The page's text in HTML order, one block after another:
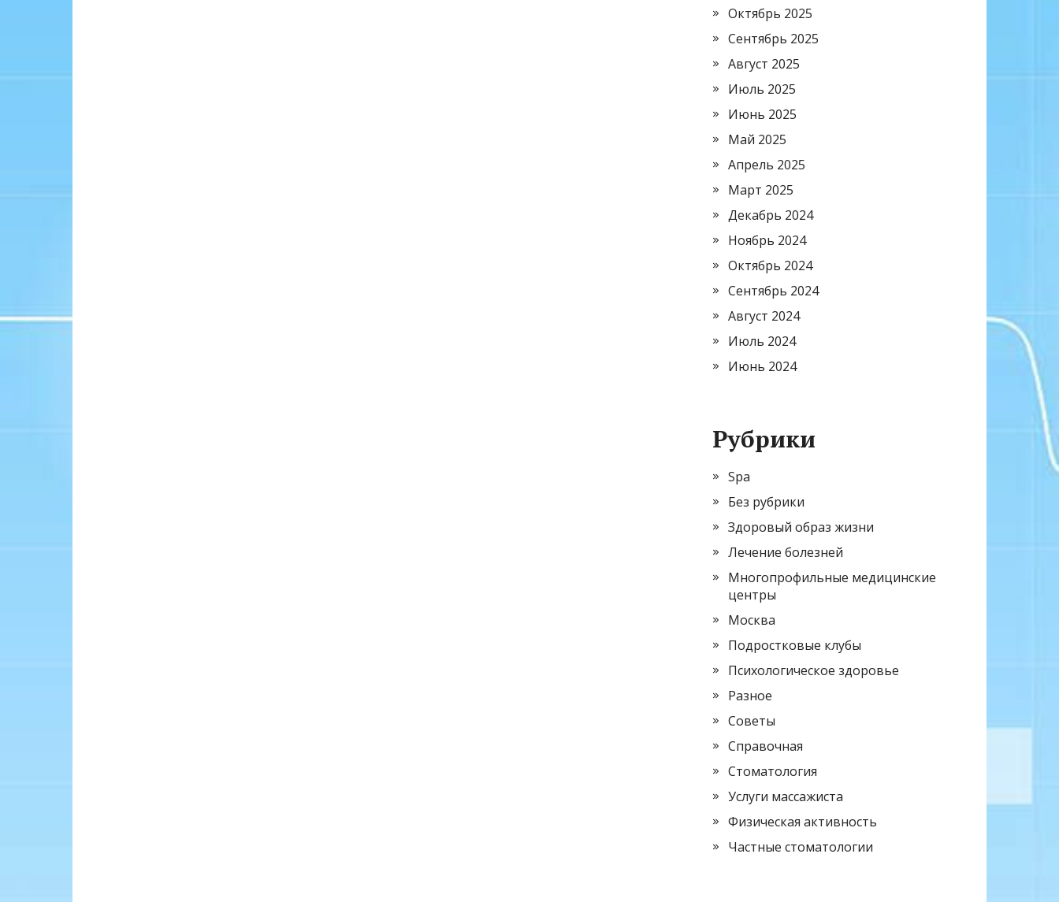
Октябрь 2025
Сентябрь 2025
Август 2025
Июль 2025
Июнь 2025
Май 2025
Апрель 2025
Март 2025
Декабрь 2024
Ноябрь 2024
Октябрь 2024
Сентябрь 2024
Август 2024
Июль 2024
Июнь 2024
Рубрики
Spa
Без рубрики
Здоровый образ жизни
Лечение болезней
Многопрофильные медицинские
центры
Москва
Подростковые клубы
Психологическое здоровье
Разное
Советы
Справочная
Стоматология
Услуги массажиста
Физическая активность
Частные стоматологии